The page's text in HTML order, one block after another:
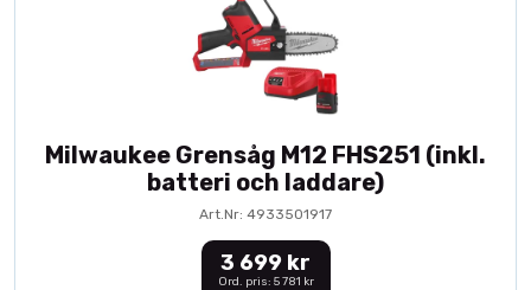
Milwaukee Grensåg M12 FHS251 (inkl.
batteri och laddare)
Art.Nr: 4933501917
3 699 kr
Ord. pris: 5 781 kr